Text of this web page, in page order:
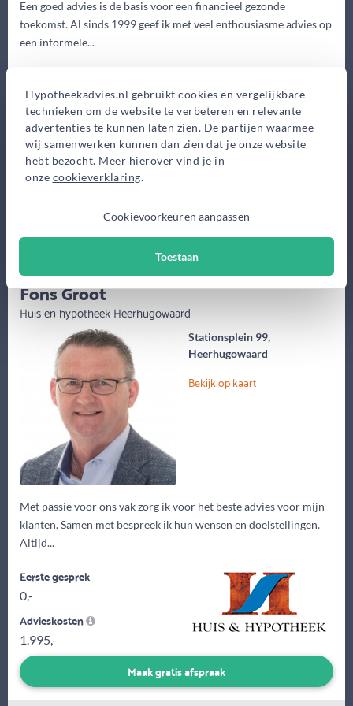
Hypotheekadvies.nl gebruikt cookies en vergelijkbare
technieken om de website te verbeteren en relevante
advertenties te kunnen laten zien. De partijen waarmee
wij samenwerken kunnen dan zien dat je onze website
hebt bezocht. Meer hierover vind je in
onze cookieverklaring.
Cookievoorkeuren aanpassen
Toestaan
Een goed advies is de basis voor een financieel gezonde
toekomst. Al sinds 1999 geef ik met veel enthousiasme advies op
een informele...
0,-
Advieskosten
2.950,-
Maak gratis afspraak
Meer informatie
Stationsplein 99,
Heerhugowaard
Bekijk op kaart
Met passie voor ons vak zorg ik voor het beste advies voor mijn
klanten. Samen met bespreek ik hun wensen en doelstellingen.
Altijd...
(64 jaar)
Fons Groot
Huis en hypotheek Heerhugowaard
Eerste gesprek
0,-
Advieskosten
1.995,-
Maak gratis afspraak